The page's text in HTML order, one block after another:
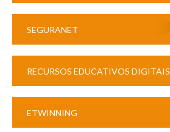
SEGURANET
RECURSOS EDUCATIVOS DIGITAIS
ETWINNING